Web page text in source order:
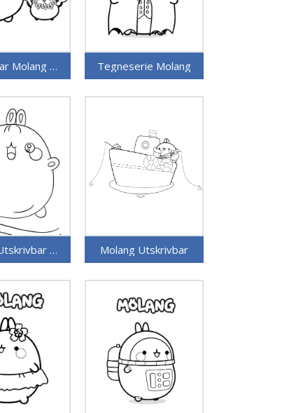
Utskrivbar Molang Bilde for Barn Tegneserie Molang
Molang Utskrivbar Gratis Molang Utskrivbar